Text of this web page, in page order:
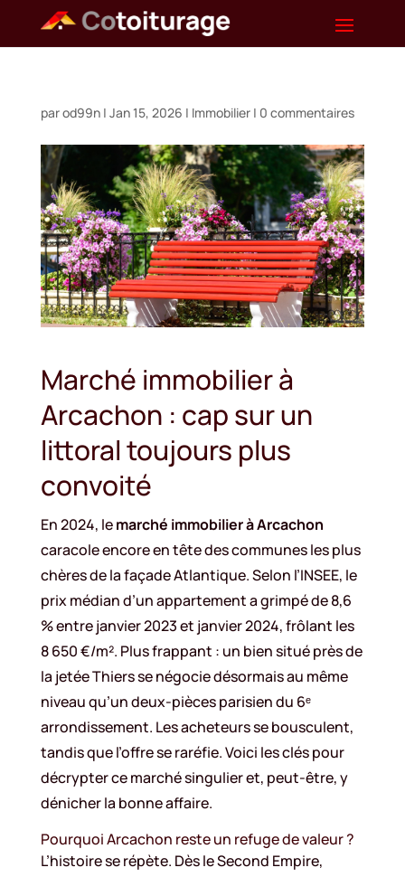
parod99n| Jan 15, 2026 | Immobilier| 0 commentaires
Marché immobilier à
Arcachon : cap sur un
littoral toujours plus
convoité
En 2024, lemarché immobilier à Arcachon
caracole encore en tête des communes les plus
chères de la façade Atlantique. Selon l’INSEE, le
prix médian d’un appartement a grimpé de 8,6
% entre janvier 2023 et janvier 2024, frôlant les
8 650 €/m². Plus frappant : un bien situé près de
la jetée Thiers se négocie désormais au même
niveau qu’un deux-pièces parisien du 6ᵉ
arrondissement. Les acheteurs se bousculent,
tandis que l’offre se raréfie. Voici les clés pour
décrypter ce marché singulier et, peut-être, y
dénicher la bonne affaire.
Pourquoi Arcachon reste un refuge de valeur ?
L’histoire se répète. Dès le Second Empire,